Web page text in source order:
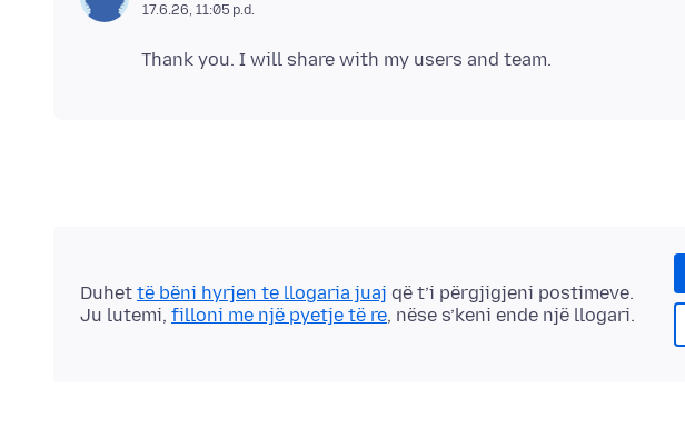
17.6.26, 11:05 p.d.
Duhet të bëni hyrjen te llogaria juaj që t’i përgjigjeni postimeve.
Ju lutemi, filloni me një pyetje të re, nëse s’keni ende një llogari.